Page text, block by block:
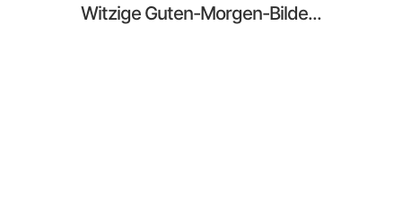
Witzige Guten-Morgen-Bilde...